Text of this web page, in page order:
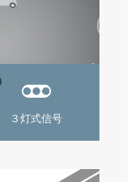
３灯式信号